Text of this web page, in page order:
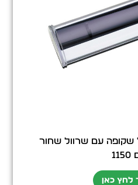
שקופה עם שרוול שחור
לחץ כאן